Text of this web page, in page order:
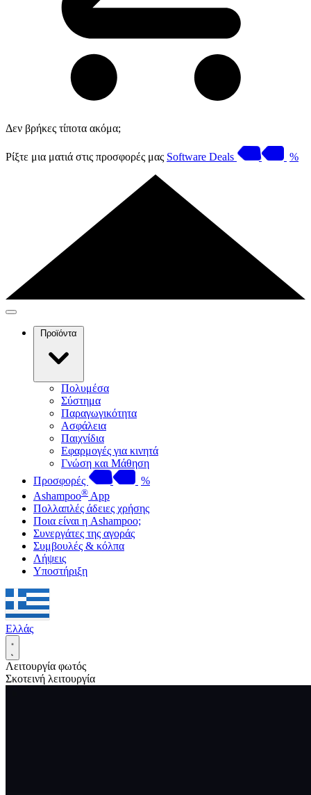
Δεν βρήκες τίποτα ακόμα;
Ρίξτε μια ματιά στις προσφορές μας Software Deals %
Προϊόντα
Πολυμέσα
Σύστημα
Παραγωγικότητα
Ασφάλεια
Παιχνίδια
Εφαρμογές για κινητά
Γνώση και Μάθηση
Προσφορές
%
Ashampoo® App
Πολλαπλές άδειες χρήσης
Ποια είναι η Ashampoo;
Συνεργάτες της αγοράς
Συμβουλές & κόλπα
Λήψεις
Υποστήριξη
Ελλάς
Λειτουργία φωτός
Σκοτεινή λειτουργία